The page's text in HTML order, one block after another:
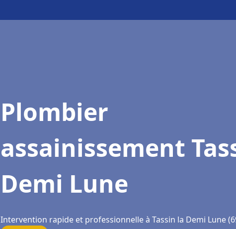
Plombier
assainissement
Demi Lune
Intervention rapide et professionnelle à Tassin la Demi Lune